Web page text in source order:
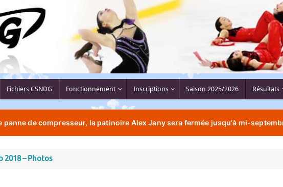
Fichiers CSNDG Fonctionnement Inscriptions Saison 2025/2026 Résultats
panne de compresseur, la patinoire Alex Jany sera fermée jusqu'à mi-
2018 – Photos